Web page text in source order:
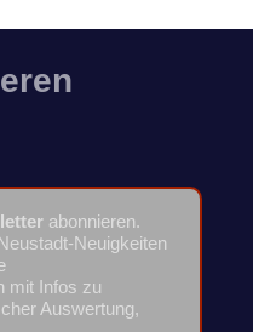
abonnieren.
Neuigkeiten
mit Infos zu
Auswertung,